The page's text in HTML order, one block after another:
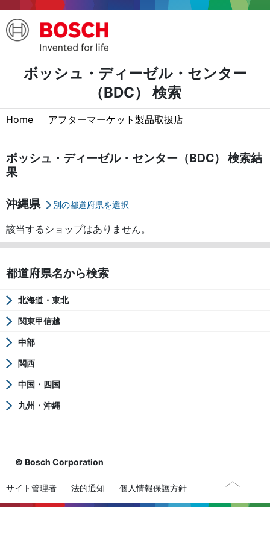
ボッシュ・ディーゼル・センター
（BDC） 検索
Home アフターマーケット製品取扱店
ボッシュ・ディーゼル・センター（BDC） 検索結
果
沖縄県 別の都道府県を選択
該当するショップはありません。
都道府県名から検索
北海道・東北
関東甲信越
中部
関西
中国・四国
九州・沖縄
© Bosch Corporation
サイト管理者 法的通知 個人情報保護方針